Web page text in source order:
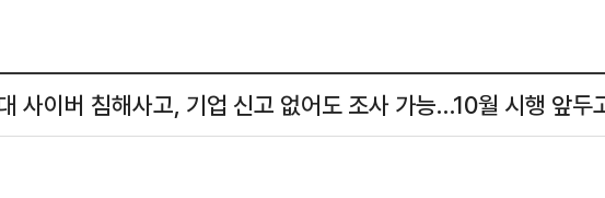
사이버 침해사고, 기업 신고 없어도 조사 가능…10월 시행 앞